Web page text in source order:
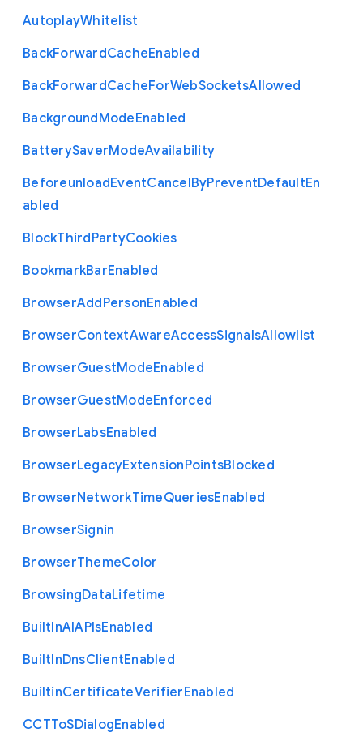
AutoplayWhitelist
BackForwardCacheEnabled
BackForwardCacheForWebSocketsAllowed
BackgroundModeEnabled
BatterySaverModeAvailability
BeforeunloadEventCancelByPreventDefaultEn
abled
BlockThirdPartyCookies
BookmarkBarEnabled
BrowserAddPersonEnabled
BrowserContextAwareAccessSignalsAllowlist
BrowserGuestModeEnabled
BrowserGuestModeEnforced
BrowserLabsEnabled
BrowserLegacyExtensionPointsBlocked
BrowserNetworkTimeQueriesEnabled
BrowserSignin
BrowserThemeColor
BrowsingDataLifetime
BuiltInAIAPIsEnabled
BuiltInDnsClientEnabled
BuiltinCertificateVerifierEnabled
CCTToSDialogEnabled